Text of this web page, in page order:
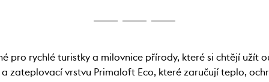
pro rychlé turistky a milovnice přírody, které si chtějí užít
zateplovací vrstvu Primaloft Eco, které zaručují teplo,